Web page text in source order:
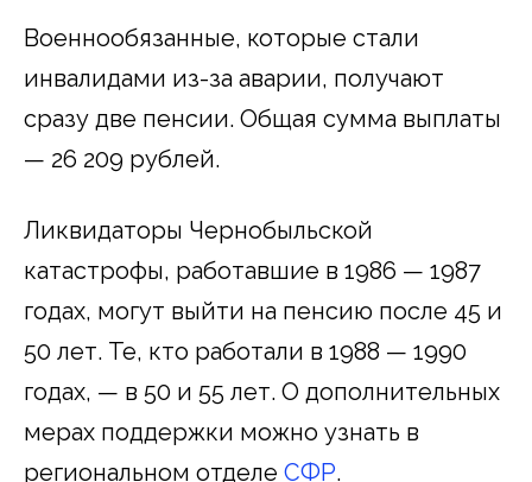
Военнообязанные, которые стали
инвалидами из-за аварии, получают
сразу две пенсии. Общая сумма выплаты
— 26 209 рублей.
Ликвидаторы Чернобыльской
катастрофы, работавшие в 1986 — 1987
годах, могут выйти на пенсию после 45 и
50 лет. Те, кто работали в 1988 — 1990
годах, — в 50 и 55 лет. О дополнительных
мерах поддержки можно узнать в
региональном отделе СФР.